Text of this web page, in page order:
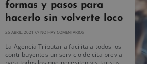
formas y pasos para
hacerlo sin volverte loco
25 ABRIL, 2021 NO HAY COMENTARIOS
La Agencia Tributaria facilita a todos los
contribuyentes un servicio de cita previa